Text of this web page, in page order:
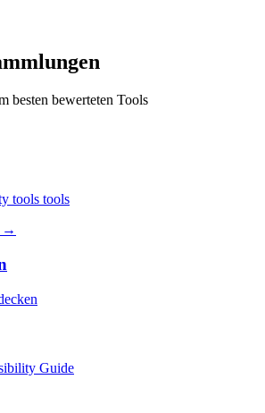
besten bewerteten Tools
tools tools
→
Guide